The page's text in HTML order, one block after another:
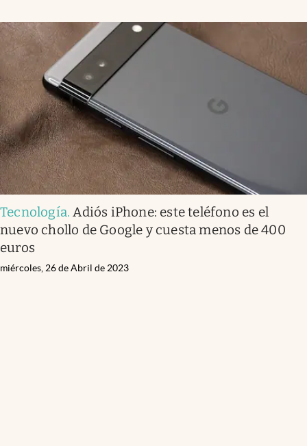
Tecnología.Adiós iPhone: este teléfono es el
nuevo chollo de Google y cuesta menos de 400
euros
miércoles, 26 de Abril de 2023